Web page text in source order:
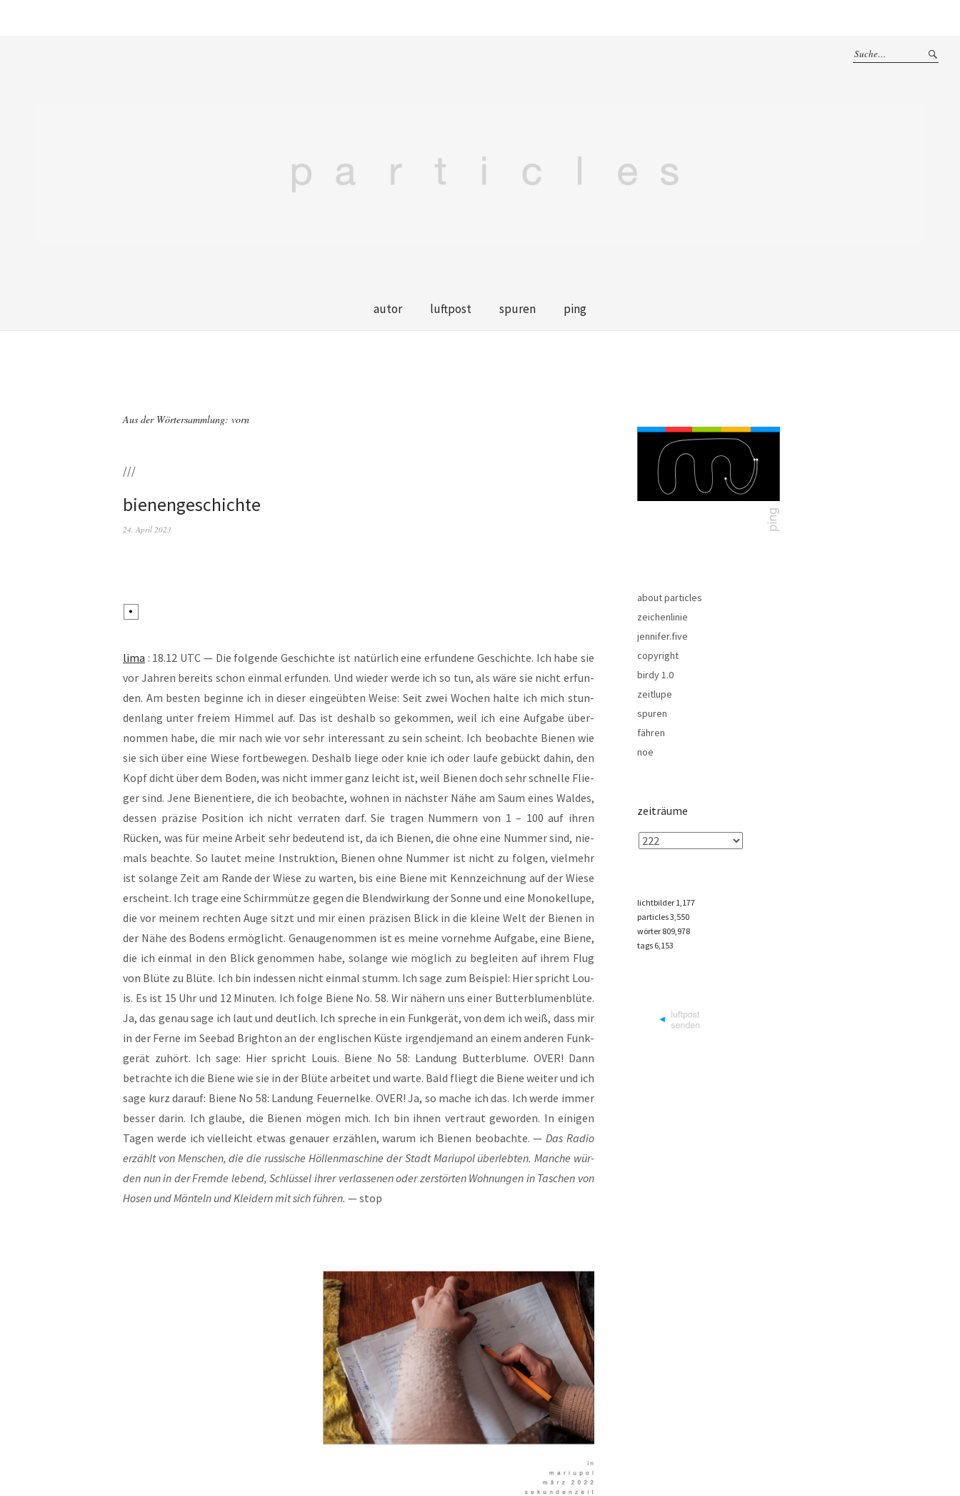
autor luftpost spuren ping
Aus der Wörtersammlung: vorn
///
bienengeschichte
24. April 2023
lima : 18.12 UTC — Die fol­gen­de Geschich­te ist natür­lich eine erfun­de­ne Geschich­te. Ich habe sie
vor Jah­ren bereits schon ein­mal erfun­den. Und wie­der wer­de ich so tun, als wäre sie nicht erfun­
den. Am bes­ten begin­ne ich in die­ser ein­ge­üb­ten Wei­se: Seit zwei Wochen hal­te ich mich stun­
den­lang unter frei­em Him­mel auf. Das ist des­halb so gekom­men, weil ich eine Auf­ga­be über­
nom­men habe, die mir nach wie vor sehr inter­es­sant zu sein scheint. Ich beob­ach­te Bie­nen wie
sie sich über eine Wie­se fort­be­we­gen. Des­halb lie­ge oder knie ich oder lau­fe gebückt dahin, den
Kopf dicht über dem Boden, was nicht immer ganz leicht ist, weil Bie­nen doch sehr schnel­le Flie­
ger sind. Jene Bie­nen­tie­re, die ich beob­ach­te, woh­nen in nächs­ter Nähe am Saum eines Wal­des,
des­sen prä­zi­se Posi­ti­on ich nicht ver­ra­ten darf. Sie tra­gen Num­mern von 1 – 100 auf ihren
Rücken, was für mei­ne Arbeit sehr bedeu­tend ist, da ich Bie­nen, die ohne eine Num­mer sind, nie­
mals beach­te. So lau­tet mei­ne Instruk­ti­on, Bie­nen ohne Num­mer ist nicht zu fol­gen, viel­mehr
ist solan­ge Zeit am Ran­de der Wie­se zu war­ten, bis eine Bie­ne mit Kenn­zeich­nung auf der Wie­se
erscheint. Ich tra­ge eine Schirm­müt­ze gegen die Blend­wir­kung der Son­ne und eine Mon­okel­lu­pe,
die vor mei­nem rech­ten Auge sitzt und mir einen prä­zi­sen Blick in die klei­ne Welt der Bie­nen in
der Nähe des Bodens ermög­licht. Genau­ge­nom­men ist es mei­ne vor­neh­me Auf­ga­be, eine Bie­ne,
die ich ein­mal in den Blick genom­men habe, solan­ge wie mög­lich zu beglei­ten auf ihrem Flug
von Blü­te zu Blü­te. Ich bin indes­sen nicht ein­mal stumm. Ich sage zum Bei­spiel: Hier spricht Lou­
is. Es ist 15 Uhr und 12 Minu­ten. Ich fol­ge Bie­ne No. 58. Wir nähern uns einer But­ter­blu­men­blü­te.
Ja, das genau sage ich laut und deut­lich. Ich spre­che in ein Funk­ge­rät, von dem ich weiß, dass mir
in der Fer­ne im See­bad Brigh­ton an der eng­li­schen Küs­te irgend­je­mand an einem ande­ren Funk­
ge­rät zuhört. Ich sage: Hier spricht Lou­is. Bie­ne No 58: Lan­dung But­ter­blu­me. OVER! Dann
betrach­te ich die Bie­ne wie sie in der Blü­te arbei­tet und war­te. Bald fliegt die Bie­ne wei­ter und ich
sage kurz dar­auf: Bie­ne No 58: Lan­dung Feu­er­nel­ke. OVER! Ja, so mache ich das. Ich wer­de immer
bes­ser dar­in. Ich glau­be, die Bie­nen mögen mich. Ich bin ihnen ver­traut gewor­den. In eini­gen
Tagen wer­de ich viel­leicht etwas genau­er erzäh­len, war­um ich Bie­nen beob­ach­te. —Das Radio
erzählt von Men­schen, die die rus­si­sche Höl­len­ma­schi­ne der Stadt Mariu­pol über­leb­ten. Man­che wür­
den nun in der Frem­de lebend, Schlüs­sel ihrer ver­las­se­nen oder zer­stör­ten Woh­nun­gen in Taschen von
Hosen und Män­teln und Klei­dern mit sich füh­ren. — stop
about particles
zeichenlinie
jennifer.five
copyright
birdy 1.0
zeitlupe
spuren
fähren
noe
zeiträume
lichtbilder 1,177
particles3,550
wörter 809,978
tags 6,153